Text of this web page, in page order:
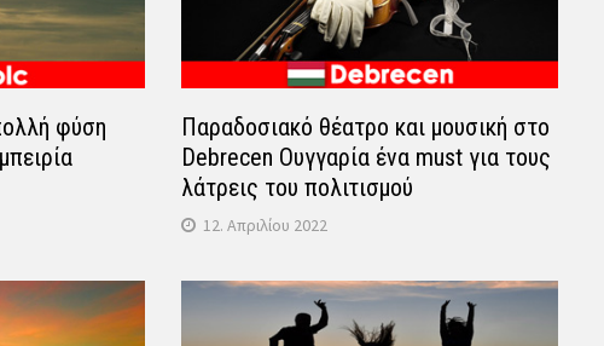
φύση
Παραδοσιακό θέατρο και μουσική στο
Debrecen Ουγγαρία ένα must για τους
λάτρεις του πολιτισμού
12. Απριλίου 2022